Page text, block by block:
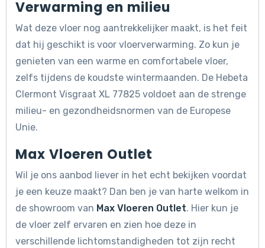
Verwarming en milieu
Wat deze vloer nog aantrekkelijker maakt, is het feit
dat hij geschikt is voor vloerverwarming. Zo kun je
genieten van een warme en comfortabele vloer,
zelfs tijdens de koudste wintermaanden. De Hebeta
Clermont Visgraat XL 77825 voldoet aan de strenge
milieu- en gezondheidsnormen van de Europese
Unie.
Max Vloeren Outlet
Wil je ons aanbod liever in het echt bekijken voordat
je een keuze maakt? Dan ben je van harte welkom in
de showroom van Max Vloeren Outlet. Hier kun je
de vloer zelf ervaren en zien hoe deze in
verschillende lichtomstandigheden tot zijn recht